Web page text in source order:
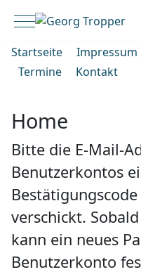
Mobile Menu Toggle
Startseite Impressum
Termine
Kontakt
Home
Bitte die E-Mail-
Benutzerkontos
verschickt.
kann ein neues
Benutzerkonto